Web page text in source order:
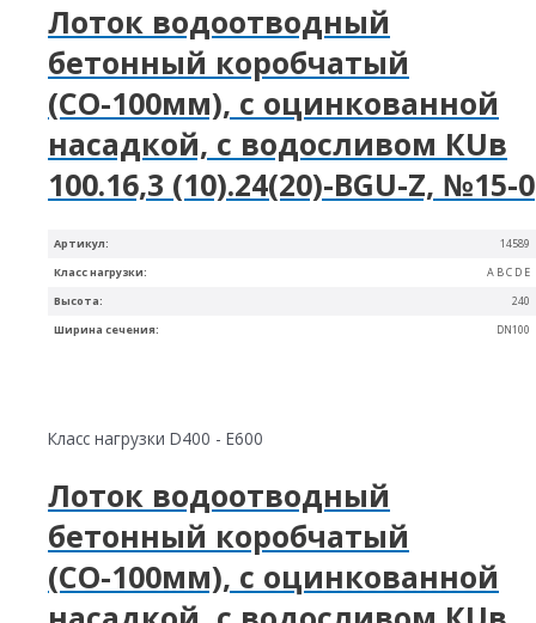
Артикул: 14589
Ширина сечения: DN100
Высота: 240
Класс нагрузки: A B C D E
Лоток водоотводный
бетонный коробчатый
(СО-100мм), с оцинкованной
насадкой, с водосливом КUв
100.16,3 (10).24(20)-BGU-Z, №15-0
Класс нагрузки D400 - E600
Лоток водоотводный
бетонный коробчатый
(СО-100мм), с оцинкованной